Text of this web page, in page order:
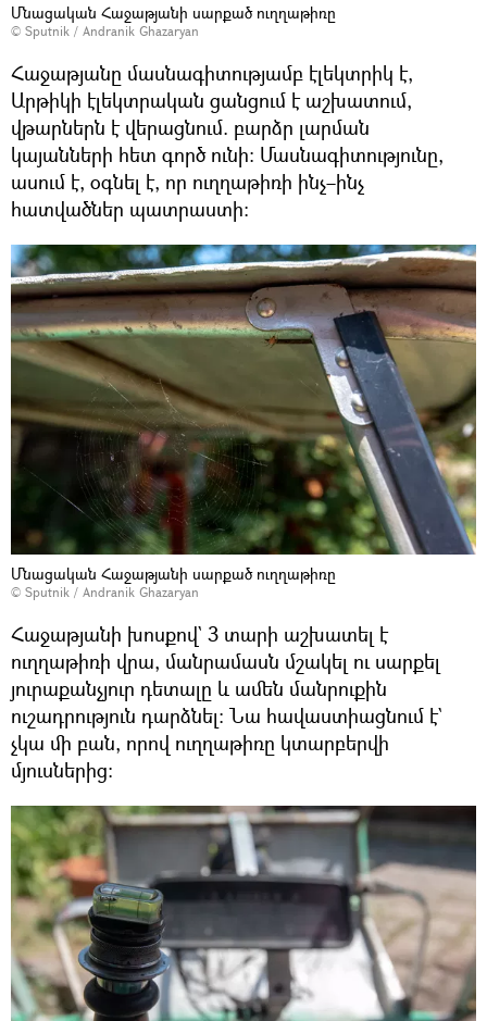
Մնացական Հաջաթյանի սարքած ուղղաթիռը
© Sputnik / Andranik Ghazaryan
Հաջաթյանը մասնագիտությամբ էլեկտրիկ է,
Արթիկի էլեկտրական ցանցում է աշխատում,
վթարներն է վերացնում. բարձր լարման
կայանների հետ գործ ունի։ Մասնագիտությունը,
ասում է, օգնել է, որ ուղղաթիռի ինչ–ինչ
հատվածներ պատրաստի։
Մնացական Հաջաթյանի սարքած ուղղաթիռը
© Sputnik / Andranik Ghazaryan
Հաջաթյանի խոսքով` 3 տարի աշխատել է
ուղղաթիռի վրա, մանրամասն մշակել ու սարքել
յուրաքանչյուր դետալը և ամեն մանրուքին
ուշադրություն դարձնել։ Նա հավաստիացնում է`
չկա մի բան, որով ուղղաթիռը կտարբերվի
մյուսներից։